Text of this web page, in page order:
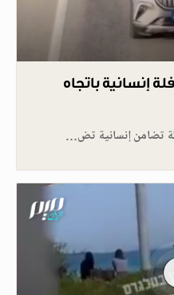
إنسانية باتجاه
تضامن إنسانية تض…